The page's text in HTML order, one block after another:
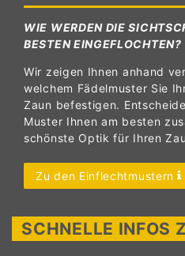
WIE WERDEN DIE
BESTEN EINGEFLOCHTEN?
Wir zeigen Ihnen anhand
welchem Fädelmuster Sie
Zaun befestigen.
Muster Ihnen am besten
schönste Optik für Ihren
Zu den Einflechtmustern
SCHNELLE INFOS